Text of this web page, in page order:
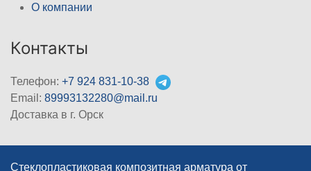
О компании
Контакты
Телефон: +7 924 831-10-38
Email: 89993132280@mail.ru
Доставка в г. Орск
Стеклопластиковая композитная арматура от